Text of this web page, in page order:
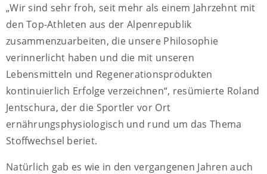
„Wir sind sehr froh, seit mehr als einem Jahrzehnt mit
den Top-Athleten aus der Alpenrepublik
zusammenzuarbeiten, die unsere Philosophie
verinnerlicht haben und die mit unseren
Lebensmitteln und Regenerationsprodukten
kontinuierlich Erfolge verzeichnen“, resümierte Roland
Jentschura, der die Sportler vor Ort
ernährungsphysiologisch und rund um das Thema
Stoffwechsel beriet.
Natürlich gab es wie in den vergangenen Jahren auch